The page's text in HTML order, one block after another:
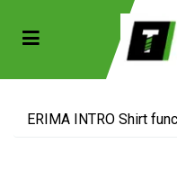
(Sportkleding)
(Collecties)
Toggle navigation
ERIMA INTRO Shirt